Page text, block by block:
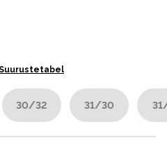
30/32 31/30